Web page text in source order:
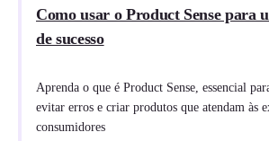
Como usar o Product Sense para
de sucesso
Aprenda o que é Product Sense, essencial
evitar erros e criar produtos que atendam às
consumidores